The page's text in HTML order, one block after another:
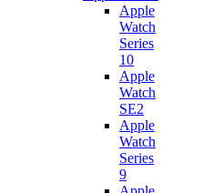
Apple
Watch
Series
10
Apple
Watch
SE2
Apple
Watch
Series
9